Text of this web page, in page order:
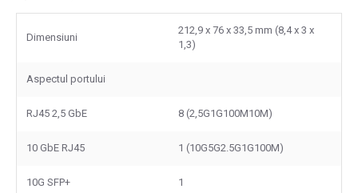
Dimensiuni
212,9 x 76 x 33,5 mm (8,4 x 3 x
1,3)
Aspectul portului
RJ45 2,5 GbE 8 (2,5G1G100M10M)
10 GbE RJ45 1 (10G5G2.5G1G100M)
10G SFP+ 1